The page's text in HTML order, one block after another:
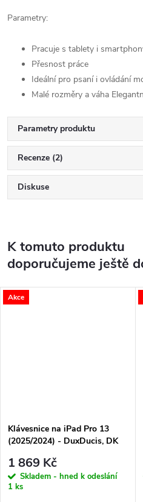
Parametry:
Pracuje s tablety i
Přesnost práce
Ideální pro psaní i ovládání
Malé rozměry a váha
Parametry produktu
Recenze (2)
Diskuse
K tomuto produktu
doporučujeme ještě
Akce
Klávesnice na iPad Pro 13
(2025/2024) - DuxDucis, DK
1 869 Kč
Skladem - hned k odeslání
1 ks